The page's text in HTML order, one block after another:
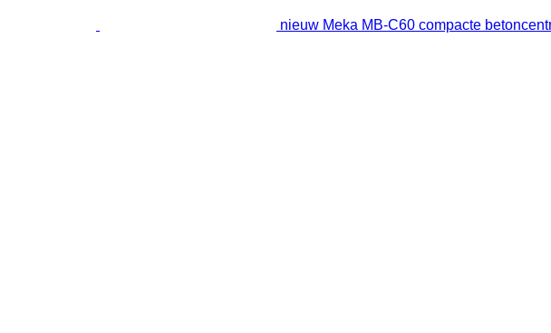
nieuw Meka MB-C60 compacte